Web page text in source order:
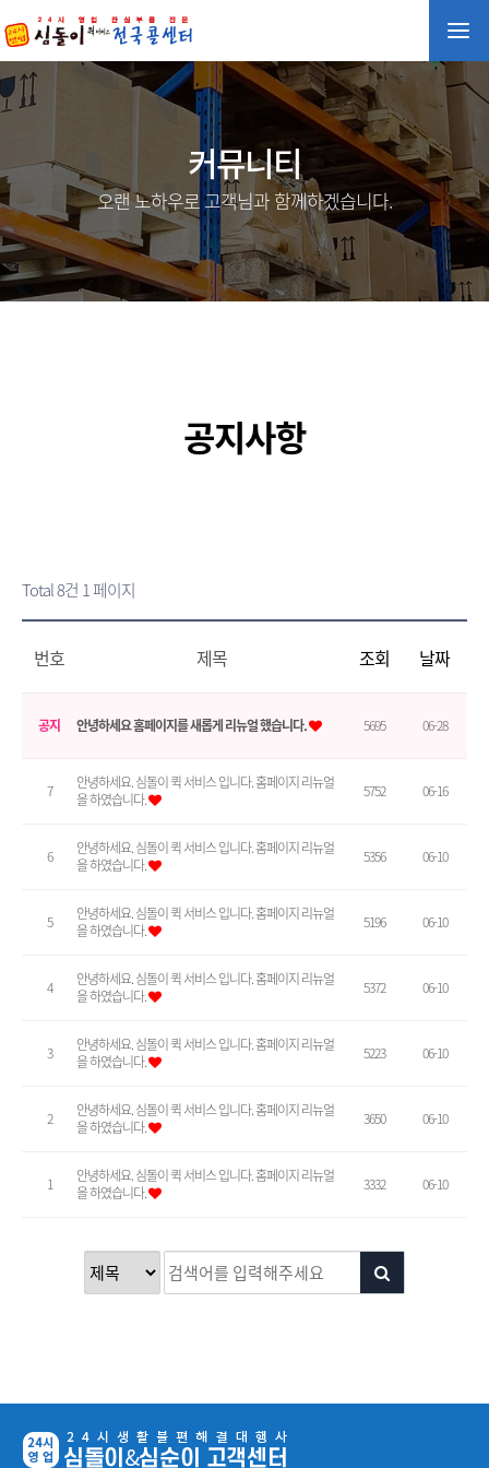
커뮤니티
오랜 노하우로 고객님과 함께하겠습니다.
공지사항
Total 8건 1 페이지
번호 제목 조회 날짜
공지 안녕하세요 홈페이지를 새롭게 리뉴얼 했습니다. 5695 06-28
7
안녕하세요. 심돌이 퀵 서비스 입니다. 홈페이지 리뉴얼
을 하였습니다.
5752 06-16
6
안녕하세요. 심돌이 퀵 서비스 입니다. 홈페이지 리뉴얼
을 하였습니다.
5356 06-10
5
안녕하세요. 심돌이 퀵 서비스 입니다. 홈페이지 리뉴얼
을 하였습니다.
5196 06-10
4
안녕하세요. 심돌이 퀵 서비스 입니다. 홈페이지 리뉴얼
을 하였습니다.
5372 06-10
3
안녕하세요. 심돌이 퀵 서비스 입니다. 홈페이지 리뉴얼
을 하였습니다.
5223 06-10
2
안녕하세요. 심돌이 퀵 서비스 입니다. 홈페이지 리뉴얼
을 하였습니다.
3650 06-10
1
안녕하세요. 심돌이 퀵 서비스 입니다. 홈페이지 리뉴얼
을 하였습니다.
3332 06-10